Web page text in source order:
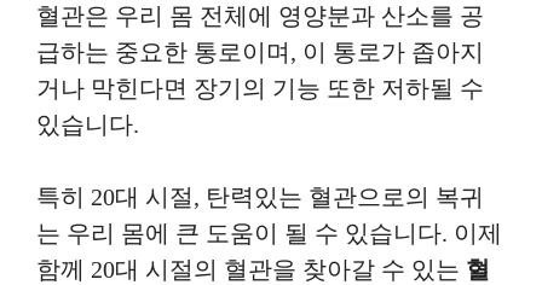
혈관은 우리 몸 전체에 영양분과 산소를 공
급하는 중요한 통로이며, 이 통로가 좁아지
거나 막힌다면 장기의 기능 또한 저하될 수
있습니다.
특히 20대 시절, 탄력있는 혈관으로의 복귀
는 우리 몸에 큰 도움이 될 수 있습니다. 이제
함께 20대 시절의 혈관을 찾아갈 수 있는 혈